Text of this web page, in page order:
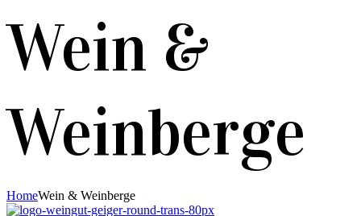
Wein &
Weinberge
HomeWein & Weinberge